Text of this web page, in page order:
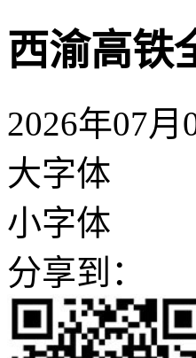
西渝高铁
2026年07
大字体
小字体
分享到：